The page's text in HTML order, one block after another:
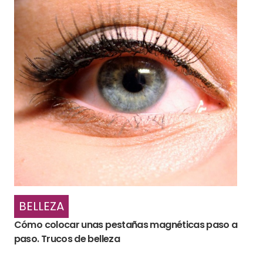
BELLEZA
Cómo colocar unas pestañas magnéticas paso a
paso. Trucos de belleza